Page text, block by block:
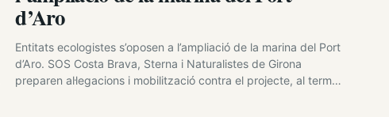
d’Aro
Entitats ecologistes s’oposen a l’ampliació de la marina del Port
d’Aro. SOS Costa Brava, Sterna i Naturalistes de Girona
preparen al·legacions i mobilització contra el projecte, al terme